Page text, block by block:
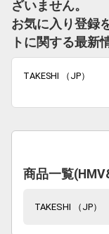
ざいません。
お気に入り登録
トに関する最新
TAKESHI （JP）
商品一覧
TAKESHI （JP）